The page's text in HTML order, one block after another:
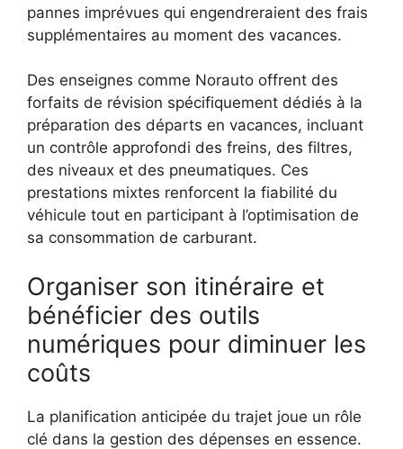
pannes imprévues qui engendreraient des frais
supplémentaires au moment des vacances.
Des enseignes comme Norauto offrent des
forfaits de révision spécifiquement dédiés à la
préparation des départs en vacances, incluant
un contrôle approfondi des freins, des filtres,
des niveaux et des pneumatiques. Ces
prestations mixtes renforcent la fiabilité du
véhicule tout en participant à l’optimisation de
sa consommation de carburant.
Organiser son itinéraire et
bénéficier des outils
numériques pour diminuer les
coûts
La planification anticipée du trajet joue un rôle
clé dans la gestion des dépenses en essence.